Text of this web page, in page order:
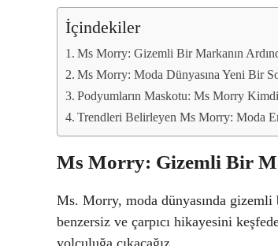
İçindekiler
Ms Morry: Gizemli Bir Markanın
Ms Morry: Moda Dünyasına Yeni Bir
Podyumların Maskotu: Ms Morry
Trendleri Belirleyen Ms Morry: Moda
Ms Morry: Gizemli Bir
Ms. Morry, moda dünyasında
benzersiz ve çarpıcı hikayesini
yolculuğa çıkacağız.